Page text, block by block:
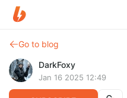
Go to blog
DarkFoxy
Jan 16 2025 12:49